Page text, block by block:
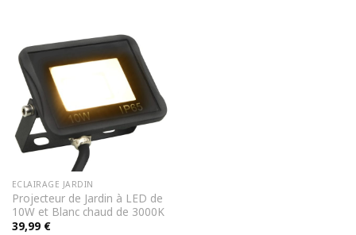
ECLAIRAGE JARDIN
Projecteur de Jardin à LED de
10W et Blanc chaud de 3000K
39,99 €